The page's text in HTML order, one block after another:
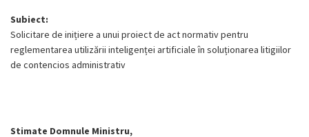
Subiect:
Solicitare de inițiere a unui proiect de act normativ pentru
reglementarea utilizării inteligenței artificiale în soluționarea litigiilor
de contencios administrativ
Stimate Domnule Ministru,